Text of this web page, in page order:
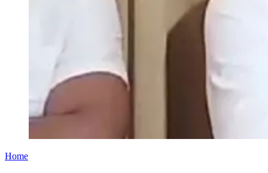
Home